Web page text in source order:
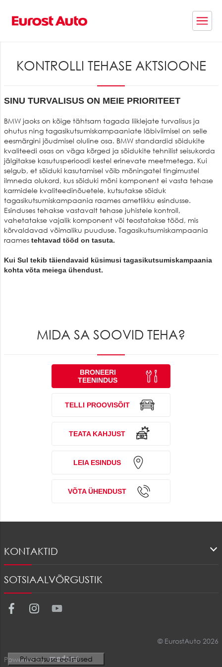
KONTROLLI TEHASE AKTSIOONE
SINU TURVALISUS ON MEIE PRIORITEET
BMW jaoks on kõige tähtsam tagada liiklejate turvalisus ja
ohutus ning tagasikutsumiskampaaniate läbiviimisel on selle
eesmärgini jõudmisel oluline osa. BMW standardid sõidukite
kvaliteedi osas on väga kõrged ja sõidukite tehnilist seisukorda
jälgitakse kasutusperioodi kestel erinevate meetmetega. Kui
selgub, et sõiduki kasutamisel võib mõningatel tingimustel
ilmneda olukord, kus sõiduki mõni komponent ei vasta tehase
karmidele kvaliteedinõuetele, kutsutakse sõiduk
tagasikutsumiskampaania raames ametlikku esindusse.
Esinduses tehakse vastavalt tehase juhistele kontroll,
vahetatakse vajalik komponent või teostatakse tööd, mis
kõrvaldavad võimaliku puuduse. Tagasikutsumiskampaania
raames tehtavad tööd on tasuta.
Kui Sul tekib täiendavaid küsimusi tagasikutsumiskampaania
kohta võta meiega ühendust.
MIDA SA SOOVID TEHA?
BRONEERI
TEENINDUS
TELLI PROOVISÕIT
TEATA KAHJUST
LEIA ESINDUS
VÕTA ÜHENDUST
KONTAKTID
SOTSIAALVÕRGUSTIK
Facebook
Instagram
© EurostAuto 2026
Powered by